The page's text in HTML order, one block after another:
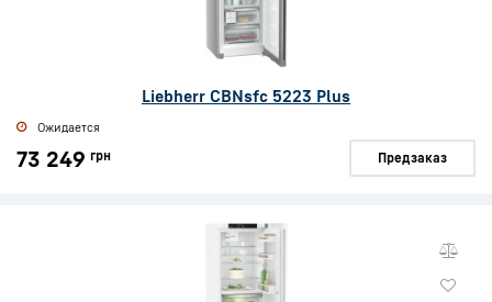
Liebherr CBNsfc 5223 Plus
Ожидается
73 249 грн Предзаказ